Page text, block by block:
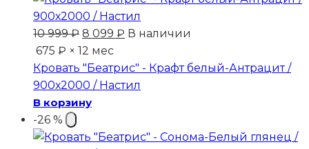
10 999₽ Первоначальная
цена
составляла
10
999 ₽.
8 099 ₽ Текущая
8
099 ₽.
В наличии
675 ₽ × 12 мес
Кровать "Беатрис" - Крафт белый-Антрацит /
900х2000 / Настил
В корзину
-26 %